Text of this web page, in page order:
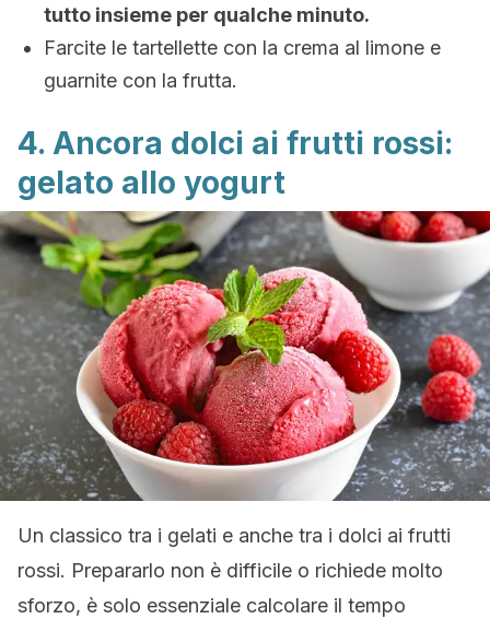
tutto insieme per qualche minuto.
Farcite le tartellette con la crema al limone e
guarnite con la frutta.
4. Ancora dolci ai frutti rossi:
gelato allo yogurt
Un classico tra i gelati e anche tra i dolci ai frutti
rossi. Prepararlo non è difficile o richiede molto
sforzo, è solo essenziale calcolare il tempo